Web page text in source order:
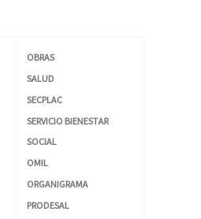
OBRAS
SALUD
SECPLAC
SERVICIO BIENESTAR
SOCIAL
OMIL
ORGANIGRAMA
PRODESAL